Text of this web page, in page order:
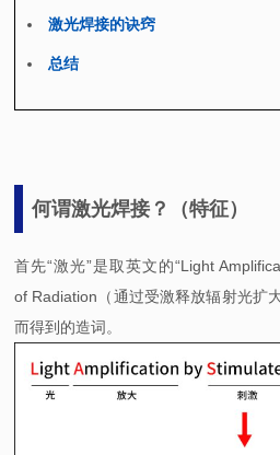
激光焊接的诀窍
总结
何谓激光焊接？（特征）
首先“激光”是取英文的“Light
of Radiation（通过受激释放辐射光扩
而得到的造词。